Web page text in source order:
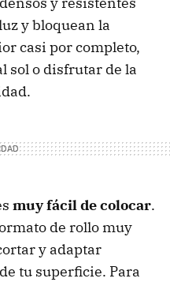
y bloquean la
casi por completo,
sol o disfrutar de la
muy fácil de colocar.
de rollo muy
y adaptar
tu superficie. Para